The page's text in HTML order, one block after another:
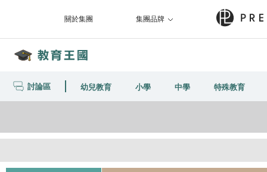
關於集團 集團品牌
討論區 幼兒教育 小學 中學 特殊教育